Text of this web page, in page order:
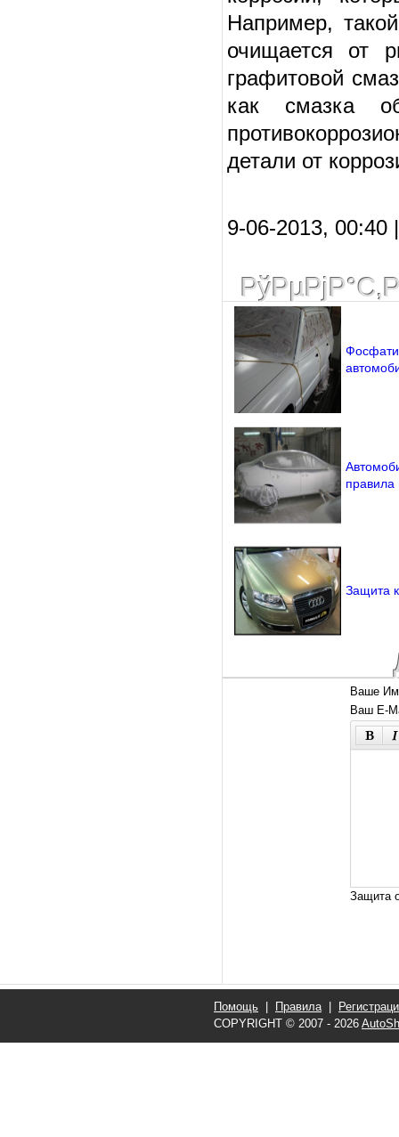
Например,
очищается от
графитовой
как смазка
детали от
9-06-2013, 00:40
правила
Защита
Ваше
Ваш E-
Защита
Помощь Правила|
COPYRIGHT © 2007 - 2026